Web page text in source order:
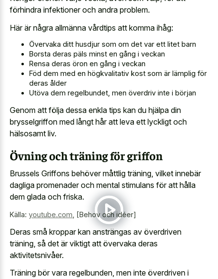
förhindra infektioner och andra problem.
Här är några allmänna vårdtips att komma ihåg:
Övervaka ditt husdjur som om det var ett litet barn
Borsta deras päls minst en gång i veckan
Rensa deras öron en gång i veckan
Föd dem med en högkvalitativ kost som är lämplig för
deras ålder
Utöva dem regelbundet, men överdriv inte i början
Genom att följa dessa enkla tips kan du hjälpa din
brysselgriffon med långt hår att leva ett lyckligt och
hälsosamt liv.
Övning och träning för griffon
Brussels Griffons behöver måttlig träning, vilket innebär
dagliga promenader och mental stimulans för att hålla
dem glada och friska.
Källa: youtube.com [Behov och idéer]
Deras små kroppar kan ansträngas av överdriven
träning, så det är viktigt att övervaka deras
aktivitetsnivåer.
Träning bör vara regelbunden, men inte överdriven i